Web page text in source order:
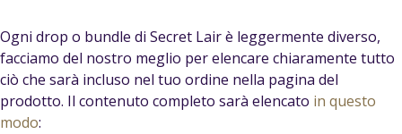
Ogni drop o bundle di Secret Lair è leggermente diverso,
facciamo del nostro meglio per elencare chiaramente tutto
ciò che sarà incluso nel tuo ordine nella pagina del
prodotto. Il contenuto completo sarà elencato in questo
modo: